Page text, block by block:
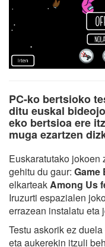
PC-ko bertsioko
ditu euskal
eko bertsioa ere
muga ezartzen
Euskaratutako jokoen
gehitu du gaur: Game
elkarteakAmong Us
Iruzurti espazialen
errazean instalatu eta
Testu askorik ez
eta aukerekin itzuli